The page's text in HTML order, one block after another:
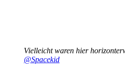
Vielleicht waren hier
@Spacekid